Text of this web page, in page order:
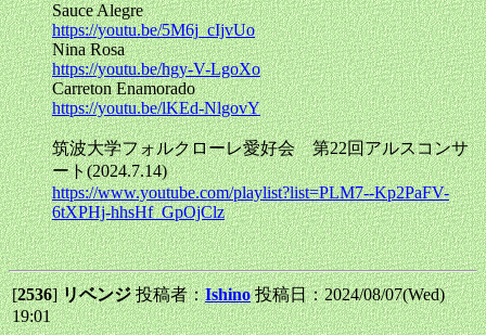
Sauce Alegre
https://youtu.be/5M6j_cIjvUo
Nina Rosa
https://youtu.be/hgy-V-LgoXo
Carreton Enamorado
https://youtu.be/lKEd-NlgovY
筑波大学フォルクローレ愛好会 第22回アルスコンサ
ート(2024.7.14)
https://www.youtube.com/playlist?list=PLM7--Kp2PaFV-
6tXPHj-hhsHf_GpOjClz
[2536]リベンジ投稿者：Ishino 投稿日：2024/08/07(Wed)
19:01